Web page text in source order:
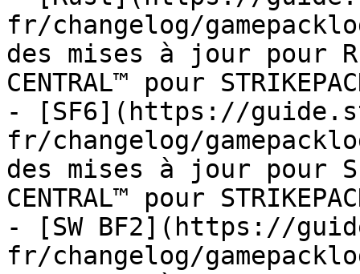
fr/changelog/
des mises à jour pour
CENTRAL™ pour
- [SF6](https://
fr/changelog/
des mises à jour pour
CENTRAL™ pour
- [SW BF2](https://
fr/changelog/